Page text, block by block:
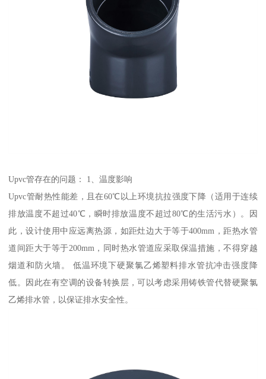
Upvc管存在的问题： 1、温度影响
Upvc管耐热性能差，且在60℃以上环境抗拉强度下降（适用于连续
排放温度不超过40℃，瞬时排放温度不超过80℃的生活污水）。因
此，设计使用中应远离热源，如距灶边大于等于400mm，距热水管
道间距大于等于200mm，同时热水管道应采取保温措施，不得穿越
烟道和防火墙。 低温环境下硬聚氯乙烯塑料排水管抗冲击强度降
低。因此在有空调的设备转换层，可以考虑采用铸铁管代替硬聚氯
乙烯排水管，以保证排水安全性。